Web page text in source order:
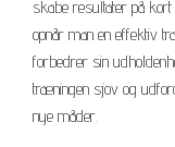
skabe resultater på
opnår man en effektiv
forbedrer sin
træningen sjov og
nye måder.